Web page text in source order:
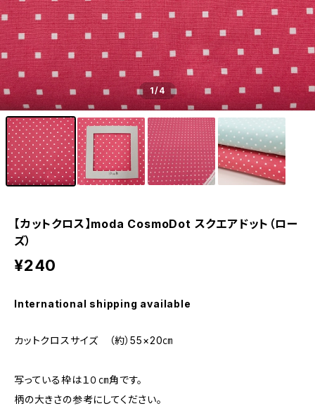
1/4
【カットクロス】moda CosmoDot スクエアドット（ロー
ズ）
¥240
International shipping available
カットクロスサイズ （約）55×20㎝
写っている枠は１０㎝角です。
柄の大きさの参考にしてください。